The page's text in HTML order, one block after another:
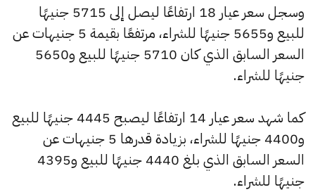
وسجل سعر عيار 18 ارتفاعًا ليصل إلى 5715 جنيهًا
للبيع و5655 جنيهًا للشراء، مرتفعًا بقيمة 5 جنيهات عن
السعر السابق الذي كان 5710 جنيهًا للبيع و5650
جنيهًا للشراء.
كما شهد سعر عيار 14 ارتفاعًا ليصبح 4445 جنيهًا للبيع
و4400 جنيهًا للشراء، بزيادة قدرها 5 جنيهات عن
السعر السابق الذي بلغ 4440 جنيهًا للبيع و4395
جنيهًا للشراء.